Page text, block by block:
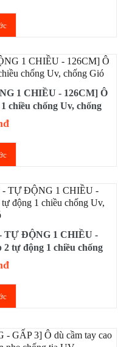
1 CHIỀU - 126CM] Ô
chiều chống Uv, chống
TỰ ĐỘNG 1 CHIỀU -
2 tự động 1 chiều chống